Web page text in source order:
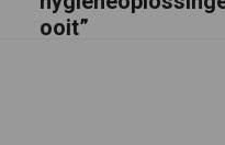
ooit”